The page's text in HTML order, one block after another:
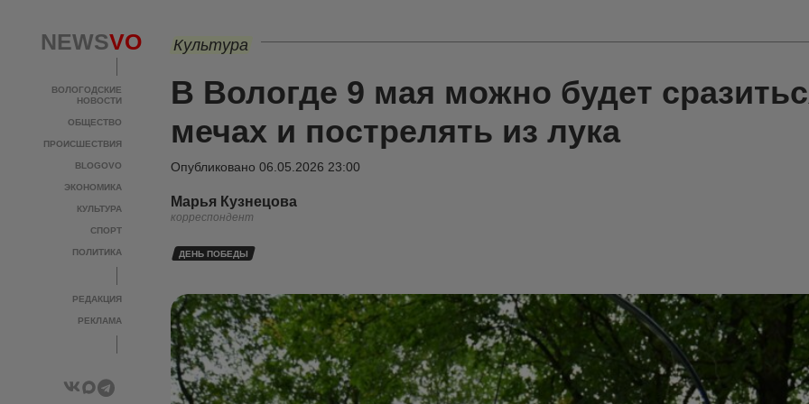
NEWSVO
ВОЛОГОДСКИЕ
НОВОСТИ
ОБЩЕСТВО
ПРОИСШЕСТВИЯ
BLOGOVO
ЭКОНОМИКА
КУЛЬТУРА
СПОРТ
ПОЛИТИКА
РЕДАКЦИЯ
РЕКЛАМА
Культура
В Вологде 9 мая можно будет
мечах и пострелять из лука
Опубликовано 06.05.2026 23:00
Марья Кузнецова
корреспондент
ДЕНЬ ПОБЕДЫ